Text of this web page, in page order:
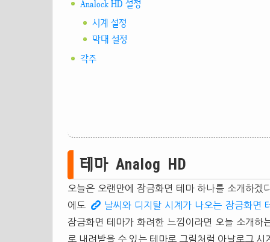
Analock HD 설정
시계 설정
막대 설정
각주
테마 Analog HD
오늘은 오랜만에 잠금화면 테마 하나를 소개하겠
에도
날씨와 디지탈 시계가 나오는 잠금화면
잠금화면 테마가 화려한 느낌이라면 오늘 소개
로 내려받을 수 있는 테마로 그림처럼 아날로그